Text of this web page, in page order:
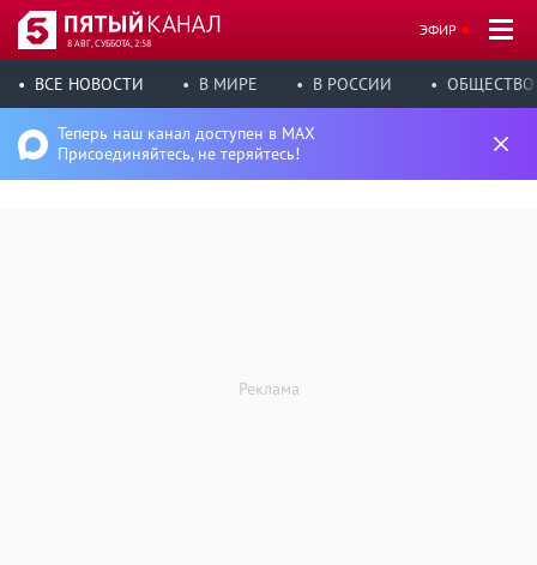
8 АВГ, СУББОТА, 2:58
ЭФИР
ВСЕ НОВОСТИ В МИРЕ В РОССИИ ОБЩЕСТВО
Теперь наш канал доступен в MAX
Присоединяйтесь, не теряйтесь!